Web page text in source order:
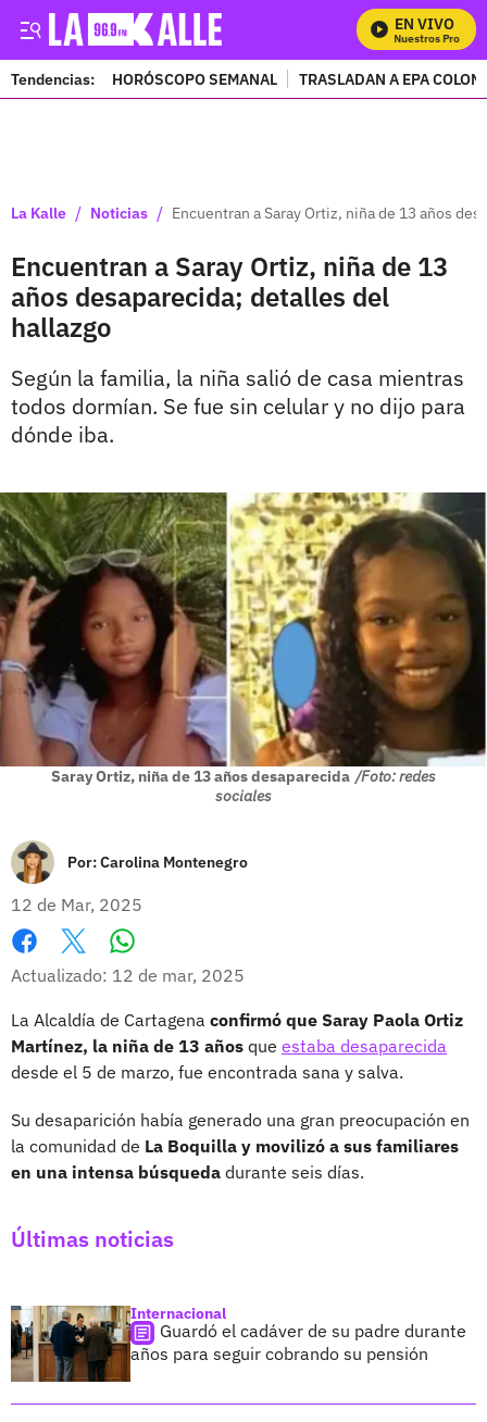
EN VIVO
Mira Todos Nuestros
Tendencias: HORÓSCOPO SEMANAL TRASLADAN A EPA
La Kalle / Noticias / Encuentran a Saray Ortiz, niña de 13 años
Encuentran a Saray Ortiz, niña de 13
años desaparecida; detalles del
hallazgo
Según la familia, la niña salió de casa mientras
todos dormían. Se fue sin celular y no dijo para
dónde iba.
Saray Ortiz, niña de 13 años desaparecida /Foto: redes
sociales
Por:Carolina Montenegro
12 de Mar, 2025
Facebook
X
Actualizado: 12 de mar, 2025
La Alcaldía de Cartagena confirmó que Saray Paola Ortiz
Martínez, la niña de 13 años que estaba desaparecida
desde el 5 de marzo, fue encontrada sana y salva.
Su desaparición había generado una gran preocupación en
la comunidad de La Boquilla y movilizó a sus familiares
en una intensa búsqueda durante seis días.
Últimas noticias
Internacional
Guardó el cadáver de su padre durante
años para seguir cobrando su pensión